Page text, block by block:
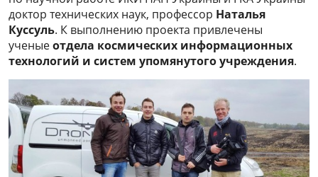
доктор технических наук, профессор Наталья
Куссуль. К выполнению проекта привлечены
ученыеотдела космических информационных
технологий и систем упомянутого учреждения.